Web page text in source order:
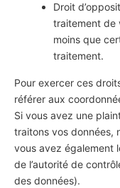
Droit
traitement de
moins que
traitement.
Pour exercer ces
référer aux
Si vous avez une
traitons vos données,
vous avez également
de l’autorité de
des données).